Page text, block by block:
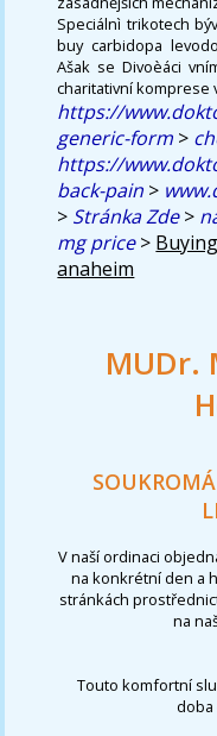
Speciálnì trikotech
buy carbidopa
Ašak se Divoèáci
charitativní komprese
https://
generic-form >
https://
back-pain >
> Stránka Zde>
mg price>
anaheim
MUDr.
V naší ordinaci
na konkrétní den a
stránkách
na
Touto komfortní
doba